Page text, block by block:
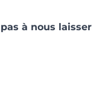
à nous laisser